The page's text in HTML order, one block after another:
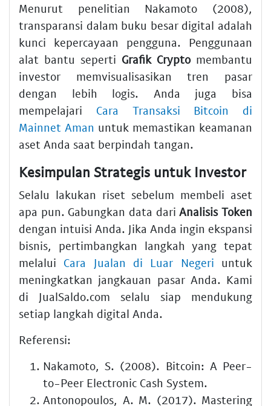
Menurut penelitian Nakamoto (2008),
transparansi dalam buku besar digital adalah
kunci kepercayaan pengguna. Penggunaan
alat bantu seperti Grafik Cryptomembantu
investor memvisualisasikan tren pasar
dengan lebih logis. Anda juga bisa
mempelajari Cara Transaksi Bitcoin di
Mainnet Aman untuk memastikan keamanan
aset Anda saat berpindah tangan.
Kesimpulan Strategis untuk Investor
Selalu lakukan riset sebelum membeli aset
apa pun. Gabungkan data dariAnalisis Token
dengan intuisi Anda. Jika Anda ingin ekspansi
bisnis, pertimbangkan langkah yang tepat
melalui Cara Jualan di Luar Negeri untuk
meningkatkan jangkauan pasar Anda. Kami
di JualSaldo.com selalu siap mendukung
setiap langkah digital Anda.
Referensi:
Nakamoto, S. (2008). Bitcoin: A Peer-
to-Peer Electronic Cash System.
Antonopoulos, A. M. (2017). Mastering